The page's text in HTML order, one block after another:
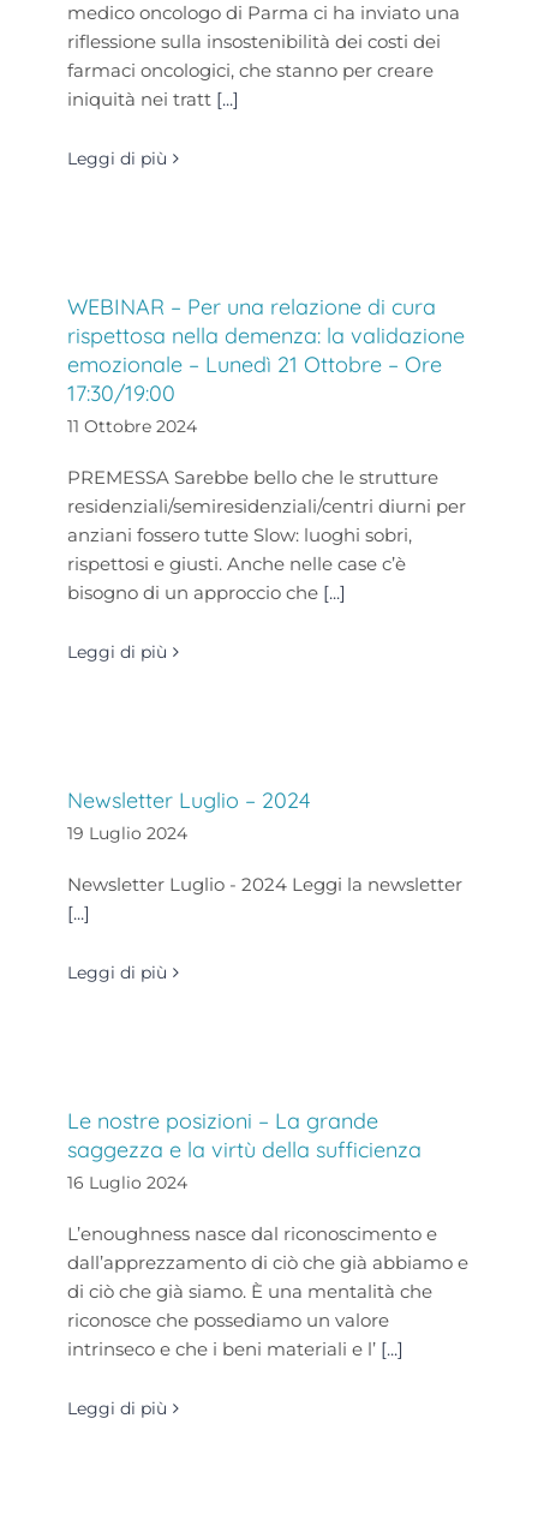
medico oncologo di Parma ci ha inviato una
riflessione sulla insostenibilità dei costi dei
farmaci oncologici, che stanno per creare
iniquità nei tratt [...]
Leggi di più
WEBINAR – Per una relazione di cura
rispettosa nella demenza: la validazione
emozionale – Lunedì 21 Ottobre – Ore
17:30/19:00
11 Ottobre 2024
PREMESSA Sarebbe bello che le strutture
residenziali/semiresidenziali/centri diurni per
anziani fossero tutte Slow: luoghi sobri,
rispettosi e giusti. Anche nelle case c’è
bisogno di un approccio che [...]
Leggi di più
Newsletter Luglio – 2024
19 Luglio 2024
Newsletter Luglio - 2024 Leggi la newsletter
[...]
Leggi di più
Le nostre posizioni – La grande
saggezza e la virtù della sufficienza
16 Luglio 2024
L’enoughness nasce dal riconoscimento e
dall’apprezzamento di ciò che già abbiamo e
di ciò che già siamo. È una mentalità che
riconosce che possediamo un valore
intrinseco e che i beni materiali e l’ [...]
Leggi di più